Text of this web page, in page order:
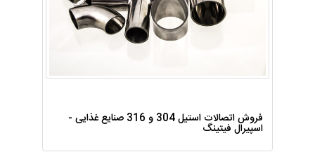
فروش اتصالات استیل 304 و 316 صنایع غذایی -
اسپیرال فیتینگ